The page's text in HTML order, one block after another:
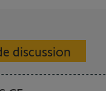
discussion